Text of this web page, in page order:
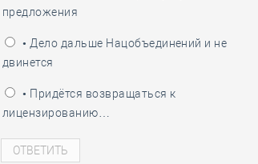
предложения
• Дело дальше Нацобъединений и не
двинется
• Придётся возвращаться к
лицензированию…